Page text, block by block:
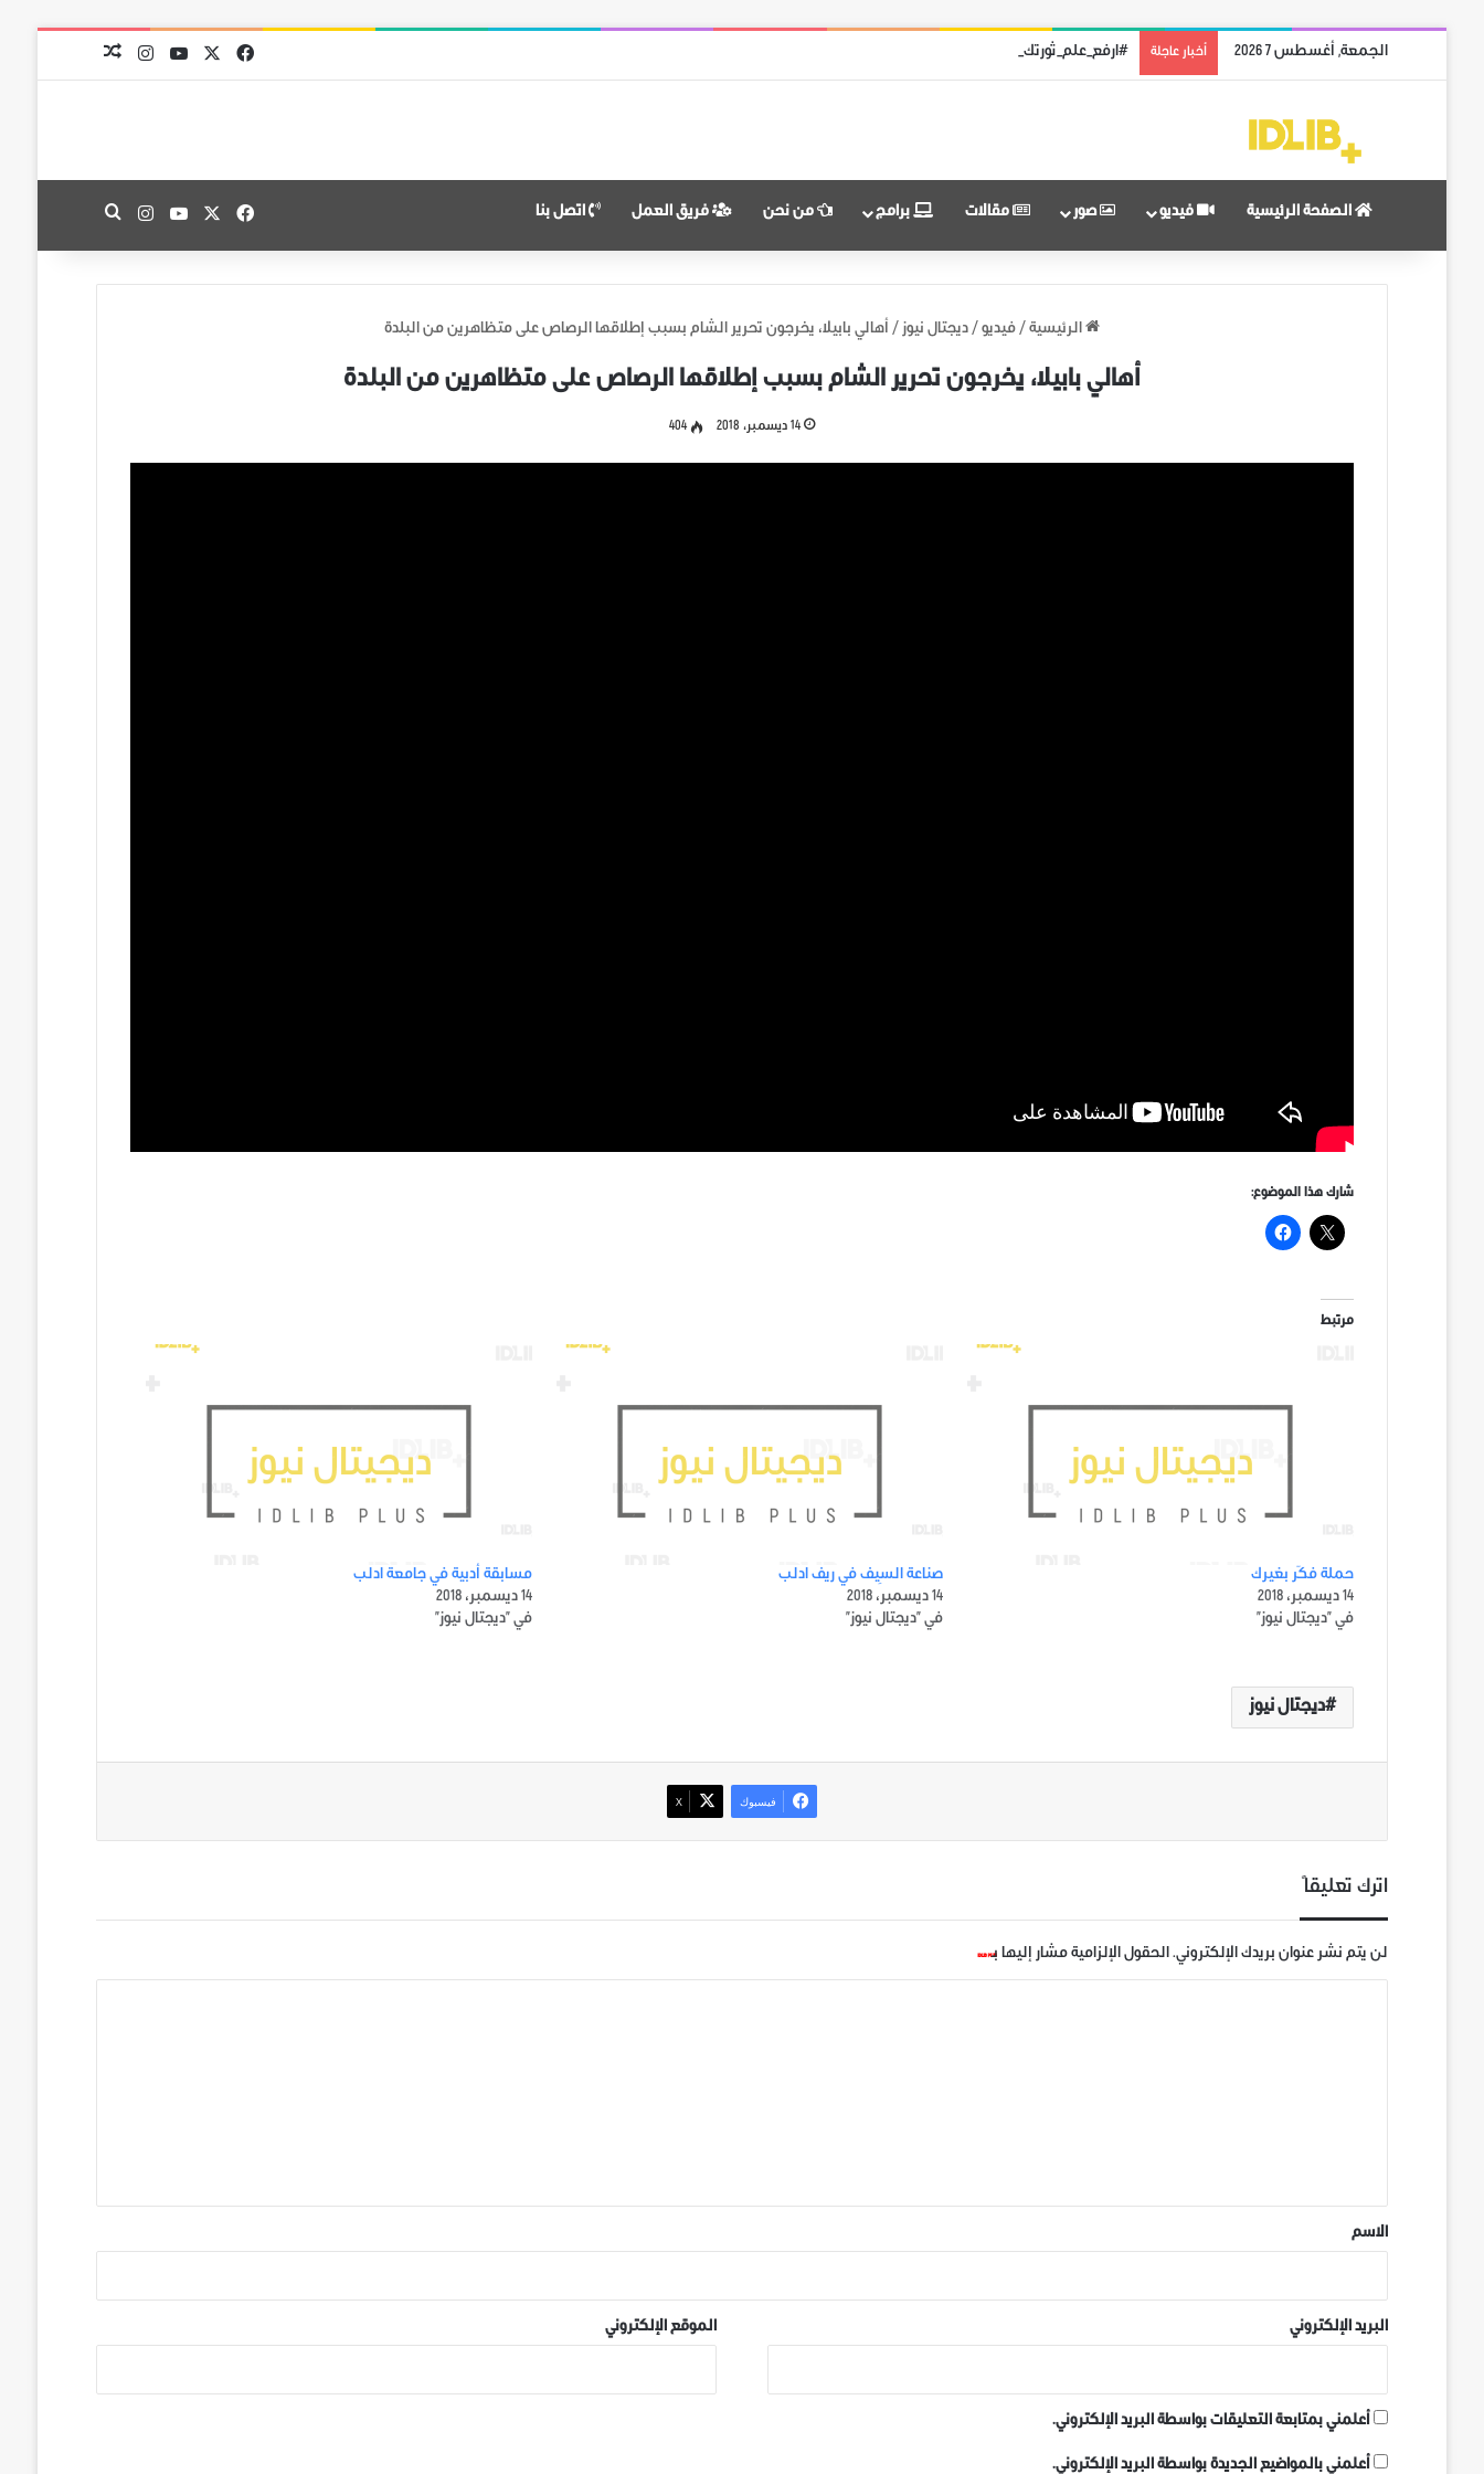
الجمعة, أغسطس 7 2026 أخبار عاجلة #ارفع_علم_ثورتك: رمز النضال ووحدة الهدف فيسبوك
‫X
‫YouTubeانستقراممقال عشوائي
الصفحة الرئيسية فيديو صور مقالات برامج من نحن فريق العمل اتصل بنا فيسبوك
‫X
‫YouTubeانستقرامبحث عن
الرئيسية / فيديو / ديجتال نيوز / أهالي بابيلا، يخرجون تحرير الشام بسبب إطلاقها الرصاص على متظاهرين من البلدة
أهالي بابيلا، يخرجون تحرير الشام بسبب إطلاقها الرصاص على متظاهرين من البلدة
14 ديسمبر، 2018 404
شارك هذا الموضوع:
مرتبط
حملة فكّر بغيرك
14 ديسمبر، 2018
في "ديجتال نيوز"
صناعة السِيف في ريف ادلب
14 ديسمبر، 2018
في "ديجتال نيوز"
مسابقة أدبية في جامعة ادلب
14 ديسمبر، 2018
في "ديجتال نيوز"
ديجتال نيوز
فيسبوك ‫X
اترك تعليقاً
لن يتم نشر عنوان بريدك الإلكتروني. الحقول الإلزامية مشار إليها بـ*
*الاسم
البريد الإلكتروني الموقع الإلكتروني
أعلمني بمتابعة التعليقات بواسطة البريد الإلكتروني.
أعلمني بالمواضيع الجديدة بواسطة البريد الإلكتروني.